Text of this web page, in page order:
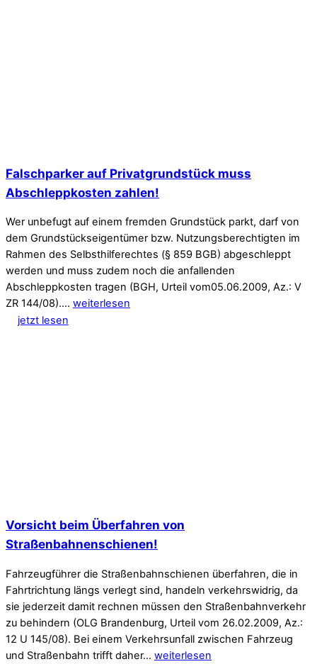
Falschparker auf Privatgrundstück muss
Abschleppkosten zahlen!
Wer unbefugt auf einem fremden Grundstück parkt, darf von
dem Grundstückseigentümer bzw. Nutzungsberechtigten im
Rahmen des Selbsthilferechtes (§ 859 BGB) abgeschleppt
werden und muss zudem noch die anfallenden
Abschleppkosten tragen (BGH, Urteil vom05.06.2009, Az.: V
ZR 144/08).… weiterlesen
jetzt lesen
Vorsicht beim Überfahren von
Straßenbahnenschienen!
Fahrzeugführer die Straßenbahnschienen überfahren, die in
Fahrtrichtung längs verlegt sind, handeln verkehrswidrig, da
sie jederzeit damit rechnen müssen den Straßenbahnverkehr
zu behindern (OLG Brandenburg, Urteil vom 26.02.2009, Az.:
12 U 145/08). Bei einem Verkehrsunfall zwischen Fahrzeug
und Straßenbahn trifft daher… weiterlesen